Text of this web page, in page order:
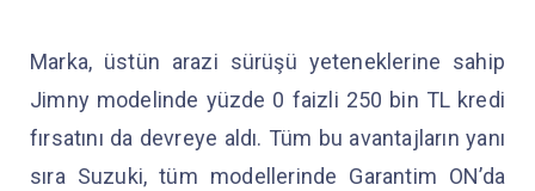
Marka, üstün arazi sürüşü yeteneklerine sahip
Jimny modelinde yüzde 0 faizli 250 bin TL kredi
fırsatını da devreye aldı. Tüm bu avantajların yanı
sıra Suzuki, tüm modellerinde Garantim ON’da